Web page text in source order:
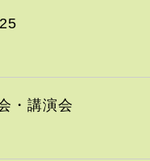
・講演会